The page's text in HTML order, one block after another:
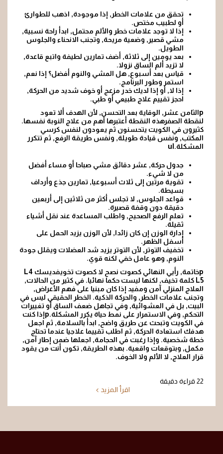
تحقق من علامات الخطر, إذا موجودة, اذهب للطوارئ
أو لطبيب مختص.
إذا لا توجد علامات خطر والألم محتمل, ابدأ راحة نسبية,
مشي قصير, وضعية مريحة, وتجنب الانحناء والجلوس
الطويل.
بعد يومين إلى ثلاثة, أضف تمارين لطيفة واتبع قاعدة,
لا تزيد ألم الساق نزولا.
قياس بعد أسبوع, هل المشي والنوم أفضل؟ إذا نعم,
استمر وطور البرنامج.
إذا لا, أو إذا لديك خدر مزعج أو خوف شديد من الحركة,
احجز تقييم علاج طبيعي أو طبي.
pالثامن عشر, الوقاية بعد التحسن, لأن الهدف ألا تعود
لنقطة الصفرهذه النقطة أعتبرها أهم من علاج النوبة نفسها.
كثيرون في الكويت يتحسنون ثم يعودون لنفس كرسي
المكتب, ونفس قيادة طويلة, ونفس طريقة الرفع, ثم تتكرر
المشكلة.ul
جدول حركة, عشر دقائق مشي صباحا أو مساء أفضل
من لا شيء.
تقوية مرتين إلى ثلاث أسبوعيا, تمارين جذع وأرداف
بسيطة.
قواعد الجلوس, لا تجلس أكثر من ثلاثين إلى أربعين
دقيقة دون وقفة قصيرة.
تعلم الرفع الصحيح, واطلب المساعدة عند نقل أشياء
ثقيلة.
إدارة الوزن إن كان زائدا, لأن الوزن يزيد الحمل على
أسفل الظهر.
تخفيف التوتر , لأن التوتر يزيد شد العضلات ويقلل جودة
النوم, وهو عامل خفي لكنه قوي.
pخاتمة, رأيي النهائي كصوت نصح لا كصوت تخويفديسك L4
L5 كلمة تخيف, لكنها ليست حكما نهائيا. في كثير من الحالات,
العلاج المنزلي آمن ومفيد إذا كان مبنيا على فهم الأعراض,
وتجنب علامات الخطر, والحركة الذكية. الخطر الحقيقي ليس في
البيت, بل في العشوائية, وفي تجاهل ضعف الساق أو تغييرات
التحكم, وفي الاستمرار على نمط حياة يكرر المشكلة.pإذا كنت
في الكويت وتبحث عن طريق واضح, ابدأ بالسلامة, ثم اجعل
هدفك استعادة الحركة, ثم اطلب تقييما علاجيا عندما تحتاج
خطة شخصية. وإذا رغبت في الحجامة, اجعلها ضمن إطار آمن,
مكمل, وبتوقعات واقعية. بهذه الطريقة, تكون أنت من يقود
قرار العلاج, لا الألم ولا الخوف.
22 قراءة دقيقة
اقرأ المزيد